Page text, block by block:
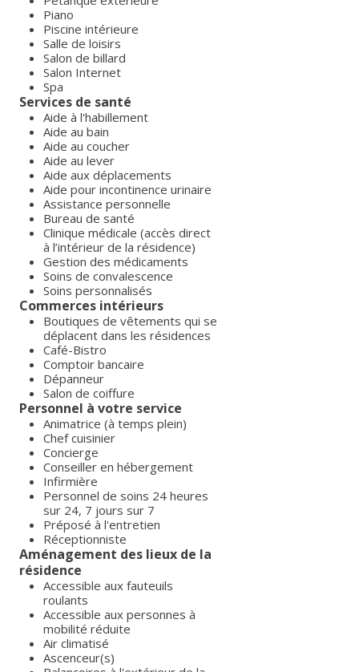
Piano
Piscine intérieure
Salle de loisirs
Salon de billard
Salon Internet
Spa
Services de santé
Aide à l'habillement
Aide au bain
Aide au coucher
Aide au lever
Aide aux déplacements
Aide pour incontinence urinaire
Assistance personnelle
Bureau de santé
Clinique médicale (accès direct
à l’intérieur de la résidence)
Gestion des médicaments
Soins de convalescence
Soins personnalisés
Commerces intérieurs
Boutiques de vêtements qui se
déplacent dans les résidences
Café-Bistro
Comptoir bancaire
Dépanneur
Salon de coiffure
Personnel à votre service
Animatrice (à temps plein)
Chef cuisinier
Concierge
Conseiller en hébergement
Infirmière
Personnel de soins 24 heures
sur 24, 7 jours sur 7
Préposé à l'entretien
Réceptionniste
Aménagement des lieux de la
résidence
Accessible aux fauteuils
roulants
Accessible aux personnes à
mobilité réduite
Air climatisé
Ascenceur(s)